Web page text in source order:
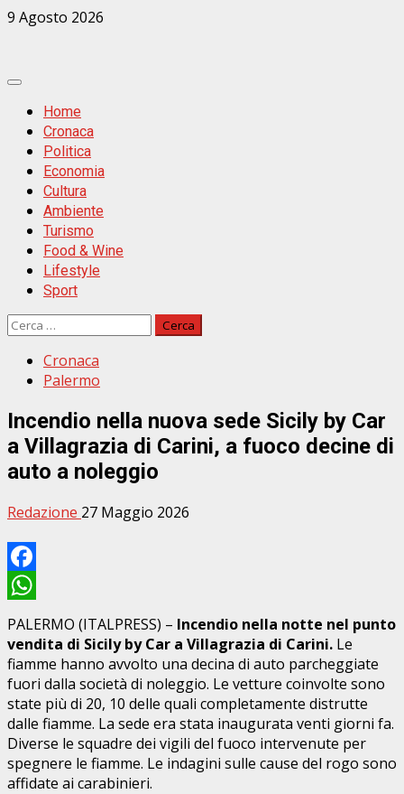
Zum
9 Agosto 2026
Primäres
MenüHome
Cronaca
Politica
Economia
Cultura
Ambiente
Turismo
Food & Wine
Lifestyle
Sport
Ricerca
Cronaca
Palermo
Incendio nella nuova sede Sicily by Car
a Villagrazia di Carini, a fuoco decine di
auto a noleggio
Redazione 27 Maggio 2026
Facebook
WhatsApp
PALERMO (ITALPRESS) – Incendio nella notte nel punto
vendita di Sicily by Car a Villagrazia di Carini. Le
fiamme hanno avvolto una decina di auto parcheggiate
fuori dalla società di noleggio. Le vetture coinvolte sono
state più di 20, 10 delle quali completamente distrutte
dalle fiamme. La sede era stata inaugurata venti giorni fa.
Diverse le squadre dei vigili del fuoco intervenute per
spegnere le fiamme. Le indagini sulle cause del rogo sono
affidate ai carabinieri.